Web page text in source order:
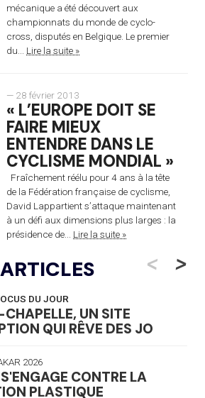
mécanique a été découvert aux
championnats du monde de cyclo-
cross, disputés en Belgique. Le premier
du... Lire la suite »
— 28 février 2013
« L’EUROPE DOIT SE
FAIRE MIEUX
ENTENDRE DANS LE
CYCLISME MONDIAL »
Fraîchement réélu pour 4 ans à la tête
de la Fédération française de cyclisme,
David Lappartient s’attaque maintenant
à un défi aux dimensions plus larges : la
présidence de... Lire la suite »
<
DU JOUR
UN SITE
QUI RÊVE DES JO
2026
CONTRE LA
PLASTIQUE
>